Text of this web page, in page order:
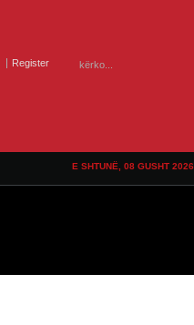
Register
E SHTUNË, 08 GUSHT 2026